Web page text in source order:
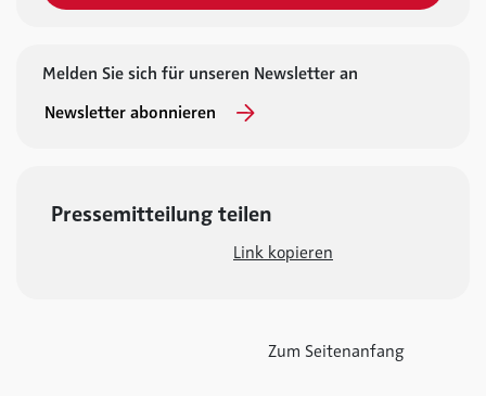
Melden Sie sich für unseren Newsletter an
Newsletter abonnieren
Pressemitteilung teilen
Link kopieren
Zum Seitenanfang